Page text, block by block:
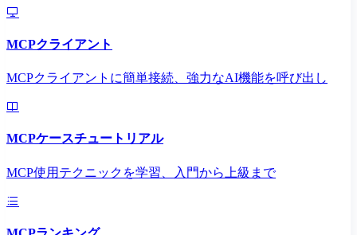
MCPクライアント
MCPクライアントに簡単接続、強力なAI機能を呼び出し
MCPケースチュートリアル
MCP使用テクニックを学習、入門から上級まで